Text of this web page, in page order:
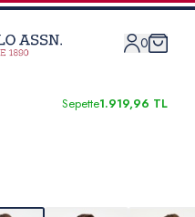
0
Sepette1.919,96 TL